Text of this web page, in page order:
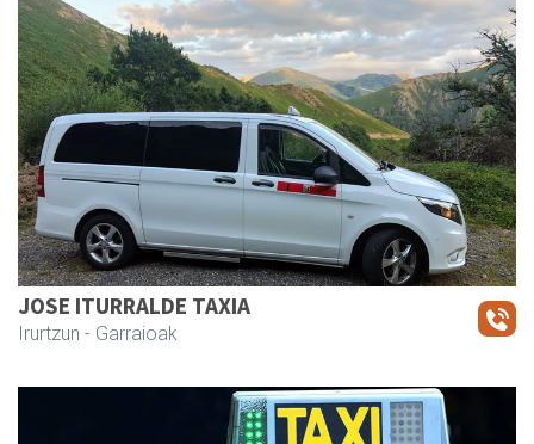
JOSE ITURRALDE TAXIA
Irurtzun - Garraioak